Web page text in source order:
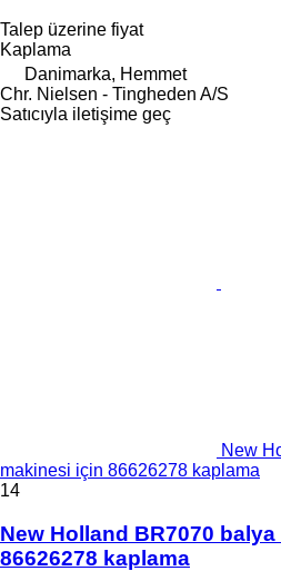
Talep üzerine fiyat
Kaplama
Danimarka, Hemmet
Chr. Nielsen - Tingheden A/S
Satıcıyla iletişime geç
New
makinesi için 86626278 kaplama
14
New Holland BR7070
86626278 kaplama